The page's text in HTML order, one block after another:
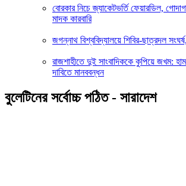
বোরকার নিচে জ্যাকেটভর্তি ফেয়ারডিল,
মাদক কারবারি
জগন্নাথ বিশ্ববিদ্যালয়ে শিবির-ছাত্রদল
রাজশাহীতে দুই সাংবাদিককে কুপিয়ে জখম:
দাবিতে মানববন্ধন
বুলেটিনের সর্বোচ্চ পঠিত - সারাদেশ